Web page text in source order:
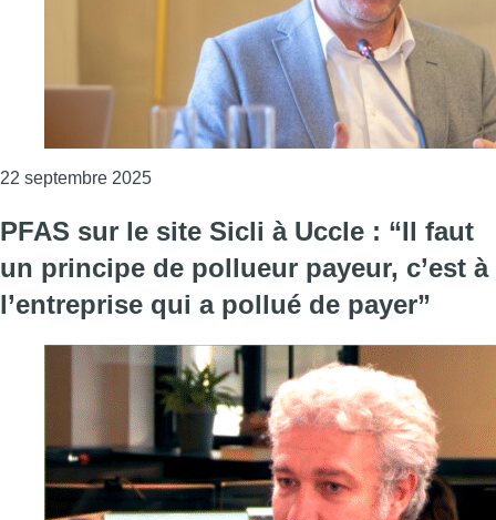
22 septembre 2025Consulter l'article "Fin de l’aide fédérale
PFAS sur le site Sicli à Uccle : “Il faut
un principe de pollueur payeur, c’est à
l’entreprise qui a pollué de payer”